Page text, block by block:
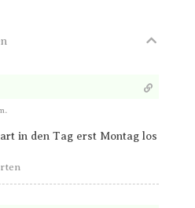
in den Tag erst Montag los